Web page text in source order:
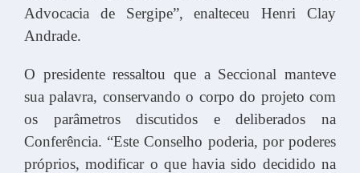
Advocacia de Sergipe”, enalteceu Henri Clay
Andrade.
O presidente ressaltou que a Seccional manteve
sua palavra, conservando o corpo do projeto com
os parâmetros discutidos e deliberados na
Conferência. “Este Conselho poderia, por poderes
próprios, modificar o que havia sido decidido na